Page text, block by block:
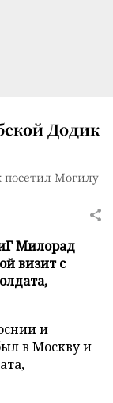
Додик
посетил Могилу
Милорад
визит с
и
в Москву и